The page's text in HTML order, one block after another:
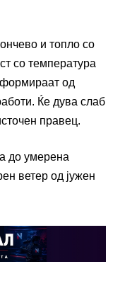
и топло со
со температура
од
Ќе дува слаб
правец.
до умерена
ветер од јужен